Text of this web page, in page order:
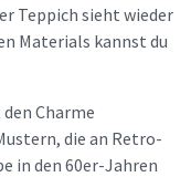
Teppich sieht wieder
Materials kannst du
Charme
die an Retro-
in den 60er-Jahren